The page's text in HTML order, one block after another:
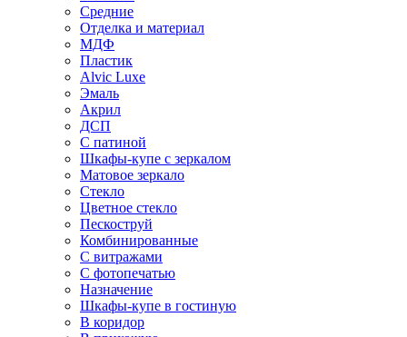
Средние
Отделка и материал
МДФ
Пластик
Alvic Luxe
Эмаль
Акрил
ДСП
С патиной
Шкафы-купе с зеркалом
Матовое зеркало
Стекло
Цветное стекло
Пескоструй
Комбинированные
С витражами
С фотопечатью
Назначение
Шкафы-купе в гостиную
В коридор